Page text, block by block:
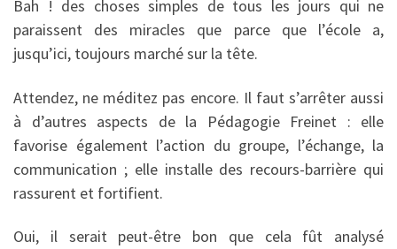
Bah ! des choses simples de tous les jours qui ne
paraissent des miracles que parce que l’école a,
jusqu’ici, toujours marché sur la tête.
Attendez, ne méditez pas encore. Il faut s’arrêter aussi
à d’autres aspects de la Pédagogie Freinet : elle
favorise également l’action du groupe, l’échange, la
communication ; elle installe des recours-barrière qui
rassurent et fortifient.
Oui, il serait peut-être bon que cela fût analysé